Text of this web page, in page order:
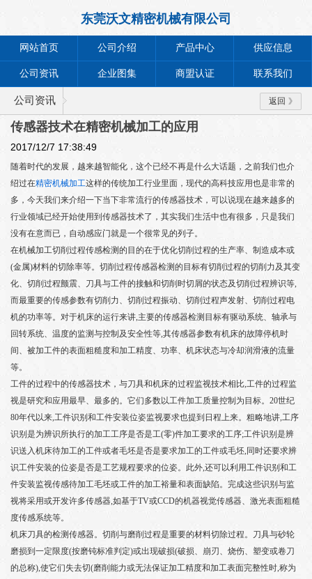
东莞沃文精密机械有限公司
网站首页 公司介绍 产品中心 供应信息
公司资讯 企业图集 商盟认证 联系我们
公司资讯 返回
传感器技术在精密机械加工的应用
2017/12/7 17:38:49
随着时代的发展，越来越智能化，这个已经不再是什么大话题，之前我们也介
绍过在精密机械加工这样的传统加工行业里面，现代的高科技应用也是非常的
多，今天我们来介绍一下当下非常流行的传感器技术，可以说现在越来越多的
行业领域已经开始使用到传感器技术了，其实我们生活中也有很多，只是我们
没有在意而已，自动感应门就是一个很常见的列子。
在机械加工切削过程传感检测的目的在于优化切削过程的生产率、制造成本或
(金属)材料的切除率等。切削过程传感器检测的目标有切削过程的切削力及其变
化、切削过程颤震、刀具与工件的接触和切削时切屑的状态及切削过程辨识等,
而最重要的传感参数有切削力、切削过程振动、切削过程声发射、切削过程电
机的功率等。对于机床的运行来讲,主要的传感器检测目标有驱动系统、轴承与
回转系统、温度的监测与控制及安全性等,其传感器参数有机床的故障停机时
间、被加工件的表面粗糙度和加工精度、功率、机床状态与冷却润滑液的流量
等。
工件的过程中的传感器技术，与刀具和机床的过程监视技术相比,工件的过程监
视是研究和应用最早、最多的。它们多数以工件加工质量控制为目标。20世纪
80年代以来,工件识别和工件安装位姿监视要求也提到日程上来。粗略地讲,工序
识别是为辨识所执行的加工工序是否是工(零)件加工要求的工序;工件识别是辨
识送入机床待加工的工件或者毛坯是否是要求加工的工件或毛坯,同时还要求辨
识工件安装的位姿是否是工艺规程要求的位姿。此外,还可以利用工件识别和工
件安装监视传感待加工毛坯或工件的加工裕量和表面缺陷。完成这些识别与监
视将采用或开发许多传感器,如基于TV或CCD的机器视觉传感器、激光表面粗糙
度传感系统等。
机床刀具的检测传感器。切削与磨削过程是重要的材料切除过程。刀具与砂轮
磨损到一定限度(按磨钝标准判定)或出现破损(破损、崩刃、烧伤、塑变或卷刀
的总称),使它们失去切(磨削能力或无法保证加工精度和加工表面完整性时,称为